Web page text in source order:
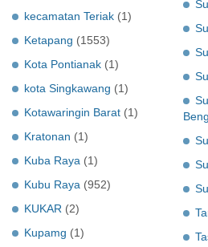
kecamatan Teriak (1)
Ketapang (1553)
Kota Pontianak (1)
kota Singkawang (1)
Kotawaringin Barat (1)
Kratonan (1)
Kuba Raya (1)
Kubu Raya (952)
KUKAR (2)
Kupamg (1)